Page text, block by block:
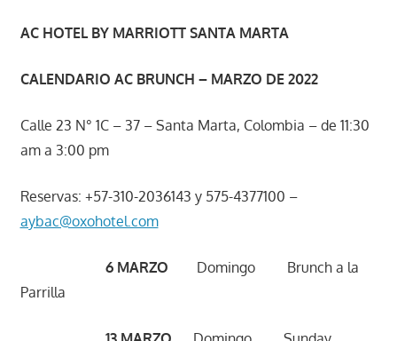
AC HOTEL BY MARRIOTT SANTA MARTA
CALENDARIO AC BRUNCH – MARZO DE 2022
Calle 23 N° 1C – 37 – Santa Marta, Colombia – de 11:30
am a 3:00 pm
Reservas: +57-310-2036143 y 575-4377100 –
aybac@oxohotel.com
6 MARZO Domingo Brunch a la
Parrilla